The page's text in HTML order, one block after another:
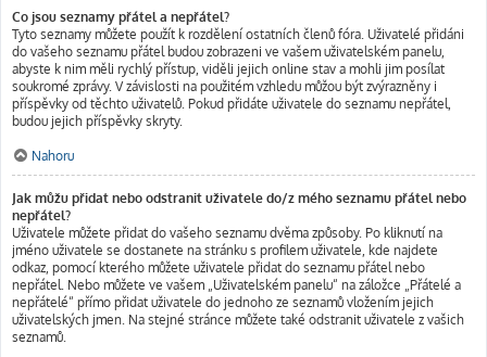
Co jsou seznamy přátel a nepřátel?
Tyto seznamy můžete použít k rozdělení ostatních členů fóra. Uživatelé přidáni
do vašeho seznamu přátel budou zobrazeni ve vašem uživatelském panelu,
abyste k nim měli rychlý přístup, viděli jejich online stav a mohli jim posílat
soukromé zprávy. V závislosti na použitém vzhledu můžou být zvýrazněny i
příspěvky od těchto uživatelů. Pokud přidáte uživatele do seznamu nepřátel,
budou jejich příspěvky skryty.
Nahoru
Jak můžu přidat nebo odstranit uživatele do/z mého seznamu přátel nebo
nepřátel?
Uživatele můžete přidat do vašeho seznamu dvěma způsoby. Po kliknutí na
jméno uživatele se dostanete na stránku s profilem uživatele, kde najdete
odkaz, pomocí kterého můžete uživatele přidat do seznamu přátel nebo
nepřátel. Nebo můžete ve vašem „Uživatelském panelu“ na záložce „Přátelé a
nepřátelé“ přímo přidat uživatele do jednoho ze seznamů vložením jejich
uživatelských jmen. Na stejné stránce můžete také odstranit uživatele z vašich
seznamů.